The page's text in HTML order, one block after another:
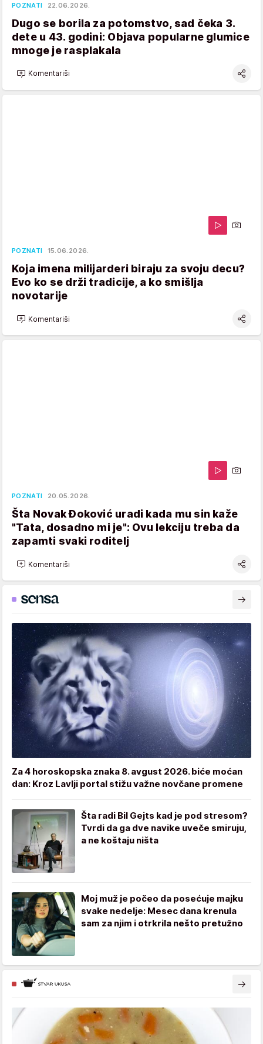
POZNATI 22.06.2026.
Dugo se borila za potomstvo, sad čeka 3.
dete u 43. godini: Objava popularne glumice
mnoge je rasplakala
Komentariši
POZNATI 15.06.2026.
Koja imena milijarderi biraju za svoju decu?
Evo ko se drži tradicije, a ko smišlja
novotarije
Komentariši
POZNATI 20.05.2026.
Šta Novak Đoković uradi kada mu sin kaže
"Tata, dosadno mi je": Ovu lekciju treba da
zapamti svaki roditelj
Komentariši
Za 4 horoskopska znaka 8. avgust 2026. biće moćan
dan: Kroz Lavlji portal stižu važne novčane promene
Šta radi Bil Gejts kad je pod stresom?
Tvrdi da ga dve navike uveče smiruju,
a ne koštaju ništa
Moj muž je počeo da posećuje majku
svake nedelje: Mesec dana krenula
sam za njim i otrkrila nešto pretužno